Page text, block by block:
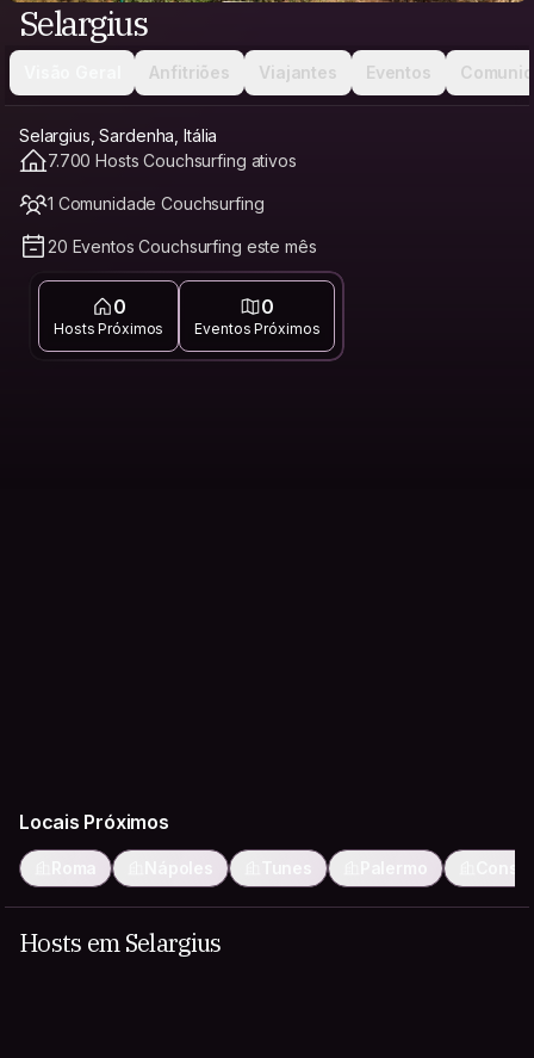
Selargius
Anfitriões Viajantes Eventos
Selargius, Sardenha, Itália
7.700 Hosts Couchsurfing ativos
1 Comunidade Couchsurfing
20 Eventos Couchsurfing este mês
0
Hosts Próximos
0
Eventos Próximos
Locais Próximos
Roma Nápoles Tunes Palermo
Hosts em Selargius